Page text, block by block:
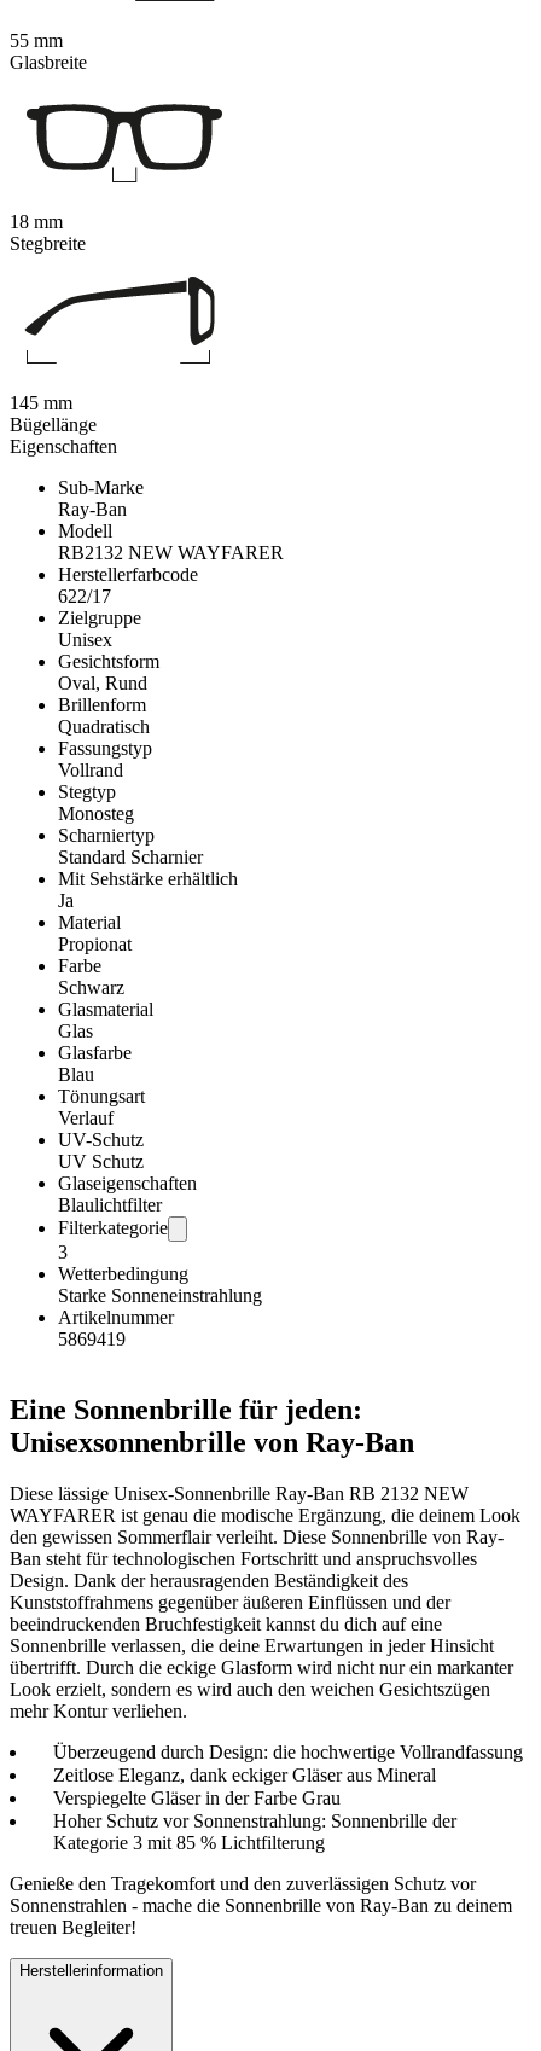
Eigenschaften
Sub-Marke
Ray-Ban
Modell
RB2132 NEW WAYFARER
Herstellerfarbcode
622/17
Zielgruppe
Unisex
Gesichtsform
Oval, Rund
Brillenform
Quadratisch
Fassungstyp
Vollrand
Stegtyp
Monosteg
Scharniertyp
Standard Scharnier
Mit Sehstärke erhältlich
Ja
Material
Propionat
Farbe
Schwarz
Glasmaterial
Glas
Glasfarbe
Blau
Tönungsart
Verlauf
UV-Schutz
UV Schutz
Glaseigenschaften
Blaulichtfilter
Filterkategorie
3
Wetterbedingung
Starke Sonneneinstrahlung
Artikelnummer
5869419
Eine Sonnenbrille für jeden:
Unisexsonnenbrille von Ray-Ban
Diese lässige Unisex-Sonnenbrille Ray-Ban RB 2132 NEW
WAYFARER ist genau die modische Ergänzung, die deinem Look
den gewissen Sommerflair verleiht. Diese Sonnenbrille von Ray-
Ban steht für technologischen Fortschritt und anspruchsvolles
Design. Dank der herausragenden Beständigkeit des
Kunststoffrahmens gegenüber äußeren Einflüssen und der
beeindruckenden Bruchfestigkeit kannst du dich auf eine
Sonnenbrille verlassen, die deine Erwartungen in jeder Hinsicht
übertrifft. Durch die eckige Glasform wird nicht nur ein markanter
Look erzielt, sondern es wird auch den weichen Gesichtszügen
mehr Kontur verliehen.
Überzeugend durch Design: die hochwertige Vollrandfassung
Zeitlose Eleganz, dank eckiger Gläser aus Mineral
Verspiegelte Gläser in der Farbe Grau
Hoher Schutz vor Sonnenstrahlung: Sonnenbrille der
Kategorie 3 mit 85 % Lichtfilterung
Genieße den Tragekomfort und den zuverlässigen Schutz vor
Sonnenstrahlen - mache die Sonnenbrille von Ray-Ban zu deinem
treuen Begleiter!
Herstellerinformation
55 mm
Glasbreite
18 mm
Stegbreite
145 mm
Bügellänge